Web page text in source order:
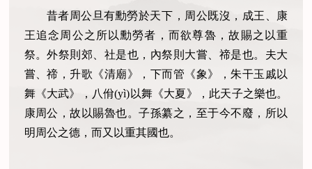
昔者周公旦有勳勞於天下，周公既沒，成王、康
王追念周公之所以勳勞者，而欲尊魯，故賜之以重
祭。外祭則郊、社是也，內祭則大嘗、禘是也。夫大
嘗、禘，升歌《清廟》，下而管《象》，朱干玉戚以
舞《大武》，八佾(yì)以舞《大夏》，此天子之樂也。
康周公，故以賜魯也。子孫纂之，至于今不廢，所以
明周公之德，而又以重其國也。